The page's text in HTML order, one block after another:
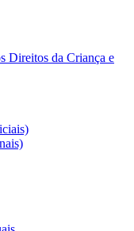
Direitos da Criança e